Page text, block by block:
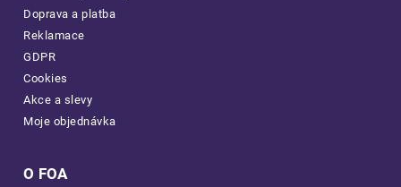
Doprava a platba
Reklamace
GDPR
Cookies
Akce a slevy
Moje objednávka
O FOA